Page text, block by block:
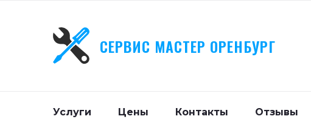
СЕРВИС МАСТЕР ОРЕНБУРГ
Услуги Цены Контакты Отзывы